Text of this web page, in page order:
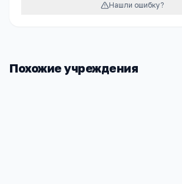
Нашли ошибку?
Похожие учреждения